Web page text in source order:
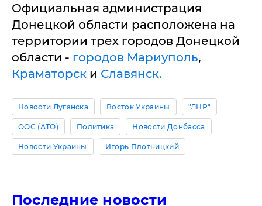
Официальная администрация
Донецкой области расположена на
территории трех городов Донецкой
области - городов Мариуполь,
Краматорск и Славянск.
Новости Луганска Восток Украины "ЛНР"
ООС (АТО) Политика Новости Донбасса
Новости Украины Игорь Плотницкий
Последние новости